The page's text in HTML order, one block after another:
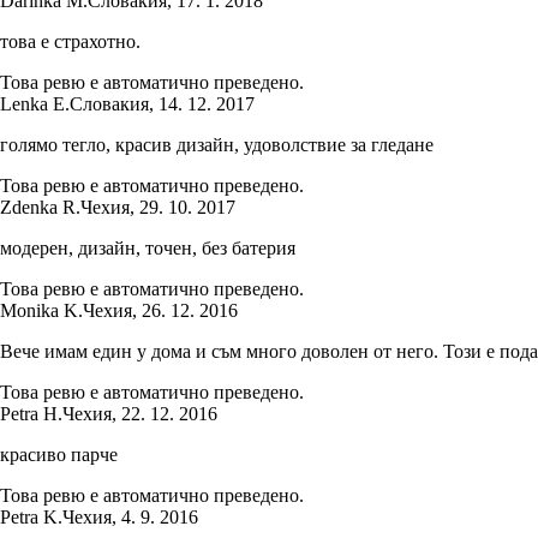
това е страхотно.
Това ревю е автоматично преведено.
Lenka E.Словакия, 14. 12. 2017
голямо тегло, красив дизайн, удоволствие за гледане
Това ревю е автоматично преведено.
Zdenka R.Чехия, 29. 10. 2017
модерен, дизайн, точен, без батерия
Това ревю е автоматично преведено.
Monika K.Чехия, 26. 12. 2016
Вече имам един у дома и съм много доволен от него. Този е
Това ревю е автоматично преведено.
Petra H.Чехия, 22. 12. 2016
красиво парче
Това ревю е автоматично преведено.
Petra K.Чехия, 4. 9. 2016